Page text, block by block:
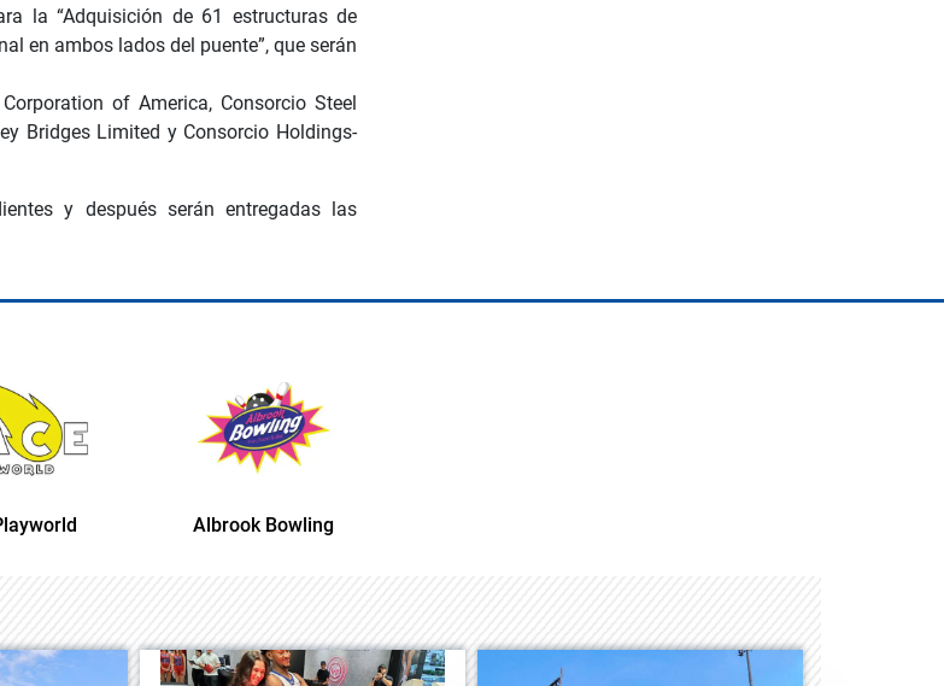
la “Adquisición de 61 estructuras de
en ambos lados del puente”, que serán
of America, Consorcio Steel
Bridges Limited y Consorcio Holdings-
y después serán entregadas las
Albrook Bowling